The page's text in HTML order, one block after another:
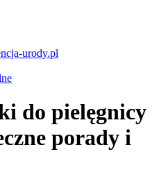
do pielęgnicy
porady i